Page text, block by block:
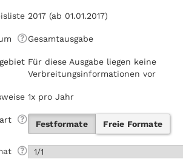
2017 (ab 01.01.2017)
Gesamtausgabe
Für diese Ausgabe liegen keine
Verbreitungsinformationen vor
1x pro Jahr
Festformate Freie Formate